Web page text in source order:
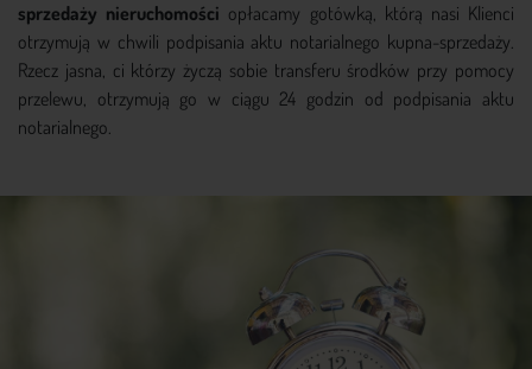
sprzedaży nieruchomości opłacamy gotówką, którą nasi Klienci
otrzymują w chwili podpisania aktu notarialnego kupna-sprzedaży.
Rzecz jasna, ci którzy życzą sobie transferu środków przy pomocy
przelewu, otrzymują go w ciągu 24 godzin od podpisania aktu
notarialnego.